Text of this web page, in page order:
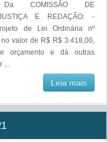
Da COMISSÃO DE
E REDAÇÃO: -
de Lei Ordinária nº
valor de R$ R$ 3.418,00,
orçamento e dá outras
...
Leia mais